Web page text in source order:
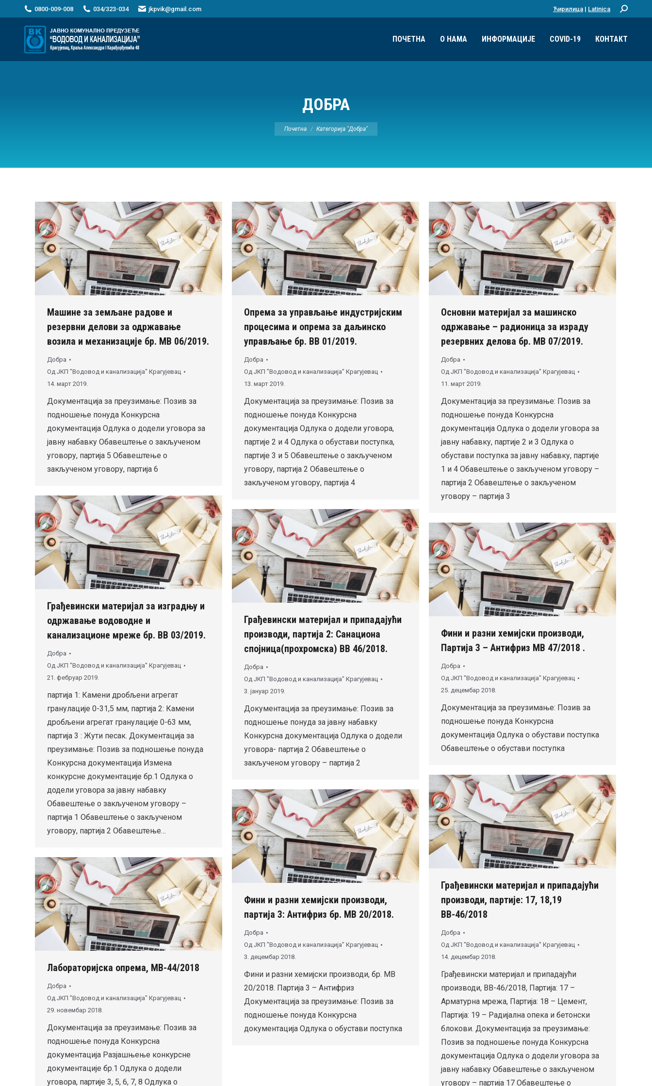
0800-009-008 034/323-034 jkpvik@gmail.com Ћирилица | Latinica Претрага:
ПОЧЕТНА О НАМА ИНФОРМАЦИЈЕ COVID-19 КОНТАКТ
ДОБРА
Ви сте овде:
Почетна Категорија "Добра"
Машине за земљане радове и
резервни делови за одржавање
возила и механизације бр. МВ 06/2019.
Добра
Од ЈКП "Водовод и канализација" Крагујевац
14. март 2019.
Документација за преузимање: Позив за
подношење понуда Конкурсна
документација Одлука о додели уговора за
јавну набавку Обавештење о закљученом
уговору, партија 5 Обавештење о
закљученом уговору, партија 6
Опрема за управљање индустријским
процесима и опрема за даљинско
управљање бр. ВВ 01/2019.
Добра
Од ЈКП "Водовод и канализација" Крагујевац
13. март 2019.
Документација за преузимање: Позив за
подношење понуда Конкурсна
документација Одлука о додели уговора,
партије 2 и 4 Одлука о обустави поступка,
партије 3 и 5 Обавештење о закљученом
уговору, партија 2 Обавештење о
закљученом уговору, партија 4
Основни материјал за машинско
одржавање – радионица за израду
резервних делова бр. МВ 07/2019.
Добра
Од ЈКП "Водовод и канализација" Крагујевац
11. март 2019.
Документација за преузимање: Позив за
подношење понуда Конкурсна
документација Одлука о додели уговора за
јавну набавку, партије 2 и 3 Одлука о
обустави поступка за јавну набавку, партије
1 и 4 Обавештење о закљученом уговору –
партија 2 Обавештење о закљученом
уговору – партија 3
Грађевински материјал за изградњу и
одржавање водоводне и
канализационе мреже бр. ВВ 03/2019.
Добра
Од ЈКП "Водовод и канализација" Крагујевац
21. фебруар 2019.
партија 1: Камени дробљени агрегат
гранулације 0-31,5 мм, партија 2: Камени
дробљени агрегат гранулације 0-63 мм,
партија 3 : Жути песак. Документација за
преузимање: Позив за подношење понуда
Конкурсна документација Измена
конкурсне документације бр.1 Одлука о
додели уговора за јавну набавку
Обавештење о закљученом уговору –
партија 1 Обавештење о закљученом
уговору, партија 2 Обавештење…
Грађевински материјал и припадајући
производи, партија 2: Санациона
спојница(прохромска) ВВ 46/2018.
Добра
Од ЈКП "Водовод и канализација" Крагујевац
3. јануар 2019.
Документација за преузимање: Позив за
подношење понуда за јавну набавку
Конкурсна документација Одлука о додели
уговора- партија 2 Обавештење о
закљученом уговору – партија 2
Фини и разни хемијски производи,
Партија 3 – Антифриз МВ 47/2018 .
Добра
Од ЈКП "Водовод и канализација" Крагујевац
25. децембар 2018.
Документација за преузимање: Позив за
подношење понуда Конкурсна
документација Одлука о обустави поступка
Обавештење о обустави поступка
Грађевински материјал и припадајући
производи, партије: 17, 18,19
ВВ-46/2018
Добра
Од ЈКП "Водовод и канализација" Крагујевац
14. децембар 2018.
Грађевински материјал и припадајући
производи, ВВ-46/2018, Партијa: 17 –
Арматурна мрежа, Партијa: 18 – Цемент,
Партијa: 19 – Радијална опека и бетонски
блокови. Документација за преузимање:
Позив за подношење понуда Конкурсна
документација Одлука о додели уговора за
јавну набавку Обавештење о закљученом
уговору – партија 17 Обавештење о
Фини и разни хемијски производи,
партија 3: Антифриз бр. МВ 20/2018.
Добра
Од ЈКП "Водовод и канализација" Крагујевац
3. децембар 2018.
Фини и разни хемијски производи, бр. МВ
20/2018. Партија 3 – Антифриз
Документација за преузимање: Позив за
подношење понуда Конкурсна
документација Одлука о обустави поступка
Лабораторијска опрема, МВ-44/2018
Добра
Од ЈКП "Водовод и канализација" Крагујевац
29. новембар 2018.
Документација за преузимање: Позив за
подношење понуда Конкурсна
документација Разјашњење конкурсне
документације бр.1 Одлука о додели
уговора, партије 3, 5, 6, 7, 8 Одлука о